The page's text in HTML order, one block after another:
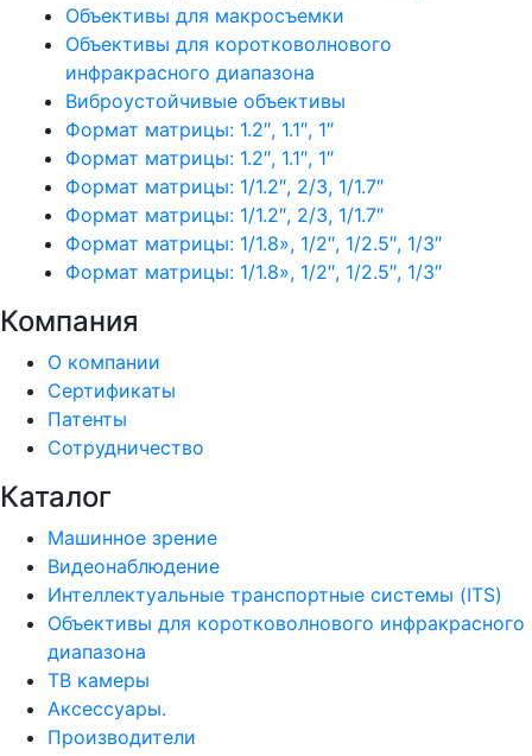
Объективы для макросъемки
Объективы для коротковолнового
инфракрасного диапазона
Виброустойчивые объективы
Формат матрицы: 1.2″, 1.1″, 1″
Формат матрицы: 1.2″, 1.1″, 1″
Формат матрицы: 1/1.2″, 2/3, 1/1.7″
Формат матрицы: 1/1.2″, 2/3, 1/1.7″
Формат матрицы: 1/1.8», 1/2″, 1/2.5″, 1/3″
Формат матрицы: 1/1.8», 1/2″, 1/2.5″, 1/3″
Компания
О компании
Сертификаты
Патенты
Сотрудничество
Каталог
Машинное зрение
Видеонаблюдение
Интеллектуальные транспортные системы (ITS)
Объективы для коротковолнового инфракрасного
диапазона
ТВ камеры
Аксессуары.
Производители